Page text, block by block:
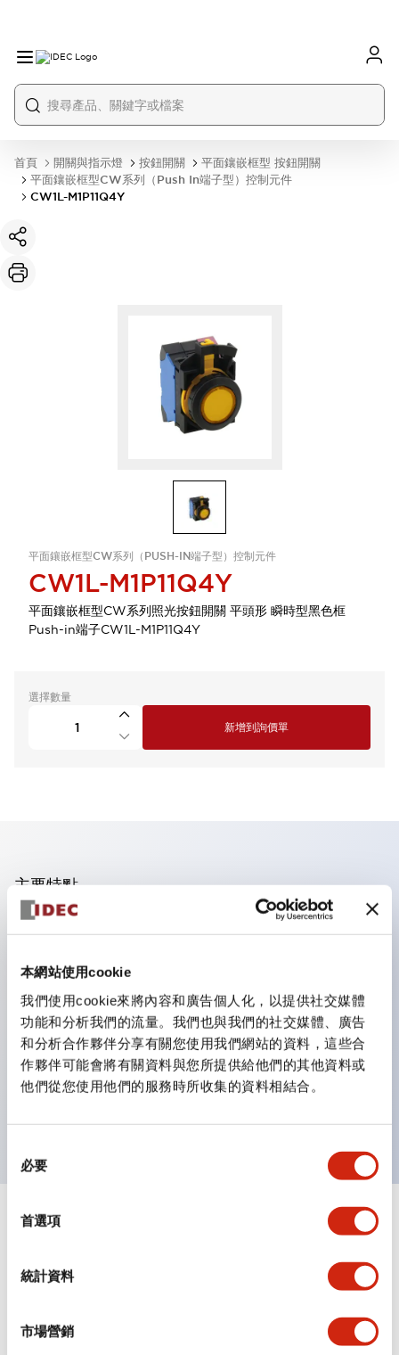
本網站使用cookie
我們使用cookie來將內容和廣告個人化，以提供社交媒體
功能和分析我們的流量。我們也與我們的社交媒體、廣告
和分析合作夥伴分享有關您使用我們網站的資料，這些合
作夥伴可能會將有關資料與您所提供給他們的其他資料或
他們從您使用他們的服務時所收集的資料相結合。
必要
首選項
統計資料
市場營銷
首頁 開關與指示燈 按鈕開關
平面鑲嵌框型 按鈕開關
平面鑲嵌框型CW系列（Push In端子型）控制元件
CW1L-M1P11Q4Y
平面鑲嵌框型CW系列（PUSH-IN端子型）控制元件
CW1L-M1P11Q4Y
平面鑲嵌框型CW系列照光按鈕開關 平頭形 瞬時型黑色框
Push-in端子CW1L-M1P11Q4Y
選擇數量
新增到詢價單
主要特點
業界首創！一個LED實現6種顏色功能
色。不僅減少了色彩更換與庫存管理的工時，還是一款環保
產品。
採用新型LED，提高可視性，符合ISO規定的安全色
簡單配線，提高作業效率
電線不易脫落，振動時也安心
規格 顯示全部+
環境規範